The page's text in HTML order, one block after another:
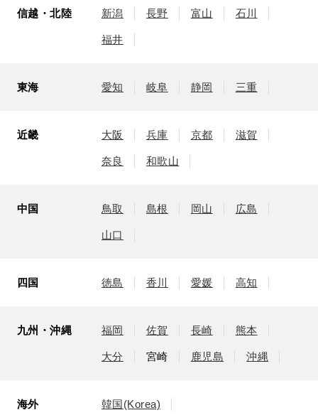
信越・北陸 新潟 長野 富山 石川
福井
東海 愛知 岐阜 静岡 三重
近畿 大阪 兵庫 京都 滋賀
奈良 和歌山
中国 鳥取 島根 岡山 広島
山口
四国 徳島 香川 愛媛 高知
九州・沖縄 福岡 佐賀 長崎 熊本
大分 宮崎 鹿児島 沖縄
海外 韓国(Korea)